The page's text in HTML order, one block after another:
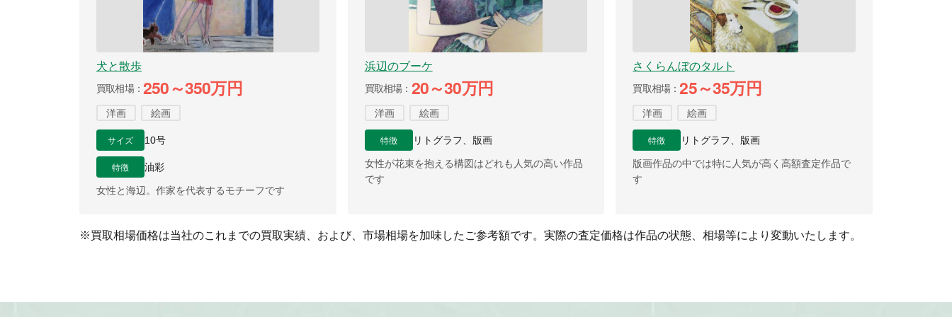
犬と散歩
買取相場 250～350万円
洋画 絵画
サイズ 10号
特徴 油彩
女性と海辺。作家を代表するモチーフです
浜辺のブーケ
買取相場 20～30万円
洋画 絵画
特徴 リトグラフ、版画
女性が花束を抱える構図はどれも人気の高い作品
です
さくらんぼのタルト
買取相場 25～35万円
洋画 絵画
特徴 リトグラフ、版画
版画作品の中では特に人気が高く高額査定作品で
す
※買取相場価格は当社のこれまでの買取実績、および、市場相場を加味したご参考額です。実際の査定価格は作品の状態、相場等により変動いたします。